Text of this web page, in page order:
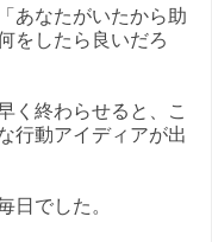
あなたがいたから助
をしたら良いだろ
く終わらせると、こ
行動アイディアが出
日でした。